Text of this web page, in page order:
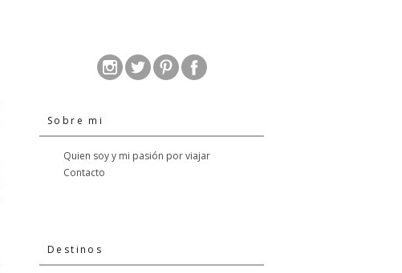
Sobre mi
Quien soy y mi pasión por viajar
Contacto
Destinos